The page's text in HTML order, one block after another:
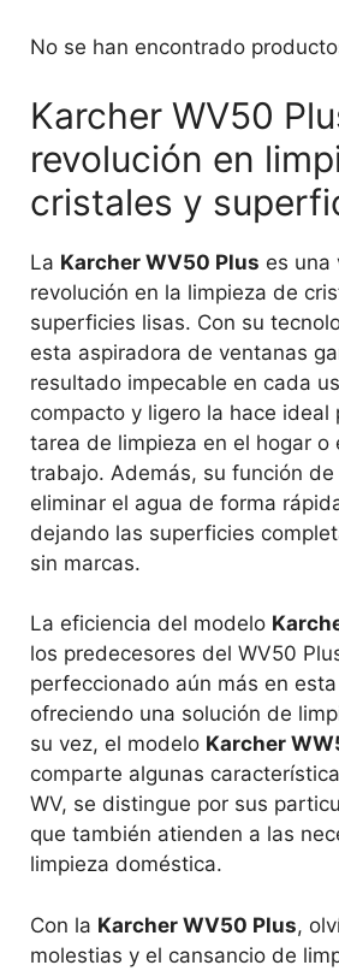
No se han encontrado
Karcher WV50
revolución en
cristales y
La Karcher WV50 Plus es una
revolución en la limpieza de
superficies lisas. Con su
esta aspiradora de ventanas
resultado impecable en cada
compacto y ligero la hace ideal
tarea de limpieza en el hogar o
trabajo. Además, su función
eliminar el agua de forma
dejando las superficies
sin marcas.
La eficiencia del modelo
los predecesores del WV50
perfeccionado aún más en
ofreciendo una solución de
su vez, el modelo Karcher
comparte algunas
WV, se distingue por sus
que también atienden a las
limpieza doméstica.
Con la Karcher WV50 Plus,
molestias y el cansancio de